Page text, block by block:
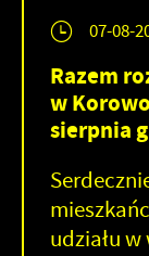
07-08-
Razem
w
sierpnia
udziału